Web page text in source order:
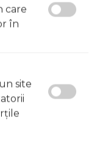
copiilor În caz
vapourilor
de căldură
comandat pot fi
produsului fizic.
care
în
site